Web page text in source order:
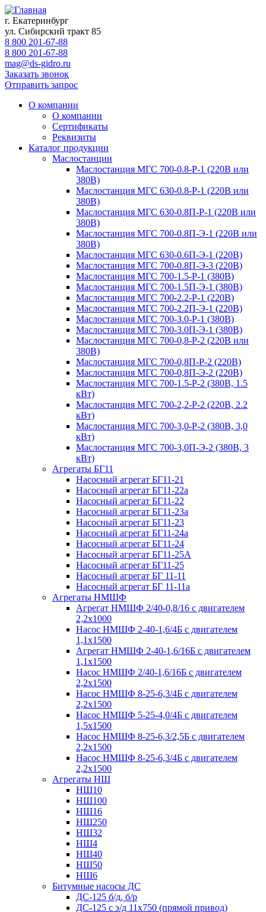
г. Екатеринбург
ул. Сибирский тракт 85
8 800 201-67-88
8 800 201-67-88
mag@ds-gidro.ru
Заказать звонок
Отправить запрос
О компании
О компании
Сертификаты
Реквизиты
Каталог продукции
Маслостанции
Маслостанция МГС 700-0.8-Р-1 (220В или
380В)
Маслостанция МГС 630-0.8-Р-1 (220В или
380В)
Маслостанция МГС 630-0.8П-Р-1 (220В или
380В)
Маслостанция МГС 700-0.8П-Э-1 (220В или
380В)
Маслостанция МГС 630-0.6П-Э-1 (220В)
Маслостанция МГС 700-0.8П-Э-3 (220В)
Маслостанция МГС 700-1.5-Р-1 (380В)
Маслостанция МГС 700-1.5П-Э-1 (380В)
Маслостанция МГС 700-2.2-Р-1 (220В)
Маслостанция МГС 700-2.2П-Э-1 (220В)
Маслостанция МГС 700-3.0-Р-1 (380В)
Маслостанция МГС 700-3.0П-Э-1 (380В)
Маслостанция МГС 700-0,8-Р-2 (220В или
380В)
Маслостанция МГС 700-0,8П-Р-2 (220В)
Маслостанция МГС 700-0,8П-Э-2 (220В)
Маслостанция МГС 700-1.5-Р-2 (380В, 1.5
кВт)
Маслостанция МГС 700-2,2-Р-2 (220В, 2.2
кВт)
Маслостанция МГС 700-3,0-Р-2 (380В, 3,0
кВт)
Маслостанция МГС 700-3,0П-Э-2 (380В, 3
кВт)
Агрегаты БГ11
Насосный агрегат БГ11-21
Насосный агрегат БГ11-22а
Насосный агрегат БГ11-22
Насосный агрегат БГ11-23а
Насосный агрегат БГ11-23
Насосный агрегат БГ11-24а
Насосный агрегат БГ11-24
Насосный агрегат БГ11-25А
Насосный агрегат БГ11-25
Насосный агрегат БГ 11-11
Насосный агрегат БГ 11-11а
Агрегаты НМШФ
Агрегат НМШФ 2/40-0,8/16 с двигателем
2,2х1000
Насос НМШФ 2-40-1,6/4Б с двигателем
1,1х1500
Агрегат НМШФ 2-40-1,6/16Б с двигателем
1,1х1500
Насос НМШФ 2/40-1,6/16Б с двигателем
2,2х1500
Насос НМШФ 8-25-6,3/4Б с двигателем
2,2х1500
Насос НМШФ 5-25-4,0/4Б с двигателем
1,5х1500
Насос НМШФ 8-25-6,3/2,5Б с двигателем
2,2х1500
Насос НМШФ 8-25-6,3/4Б с двигателем
2,2х1500
Агрегаты НШ
НШ10
НШ100
НШ16
НШ250
НШ32
НШ4
НШ40
НШ50
НШ6
Битумные насосы ДС
ДС-125 б/д, б/р
ДС-125 с э/д 11х750 (прямой привод)